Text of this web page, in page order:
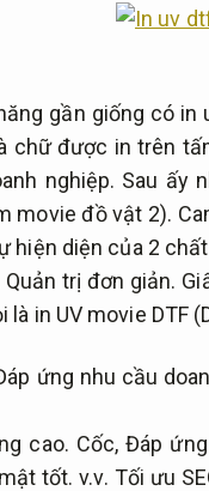
gần giống có in
chữ được in trên
nghiệp. Sau ấy
movie đồ vật 2).
hiện diện của 2
Quản trị đơn giản.
là in UV movie DTF
ứng nhu cầu
cao. Cốc,Đáp
tốt. v.v. Tối ưu